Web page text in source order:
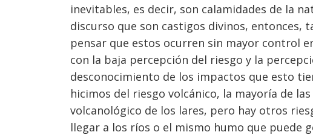
inevitables, es decir, son calamidades de la
discurso que son castigos divinos, entonces,
pensar que estos ocurren sin mayor control
con la baja percepción del riesgo y la
desconocimiento de los impactos que esto
hicimos del riesgo volcánico, la mayoría de
volcanológico de los lares, pero hay otros
llegar a los ríos o el mismo humo que puede